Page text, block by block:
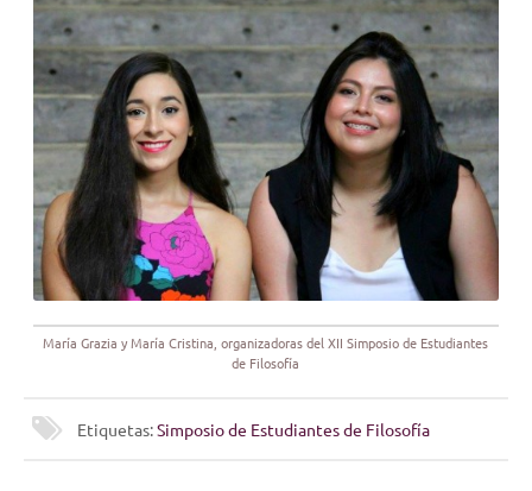
María Grazia y María Cristina, organizadoras del XII Simposio de Estudiantes
de Filosofía
Etiquetas:Simposio de Estudiantes de Filosofía